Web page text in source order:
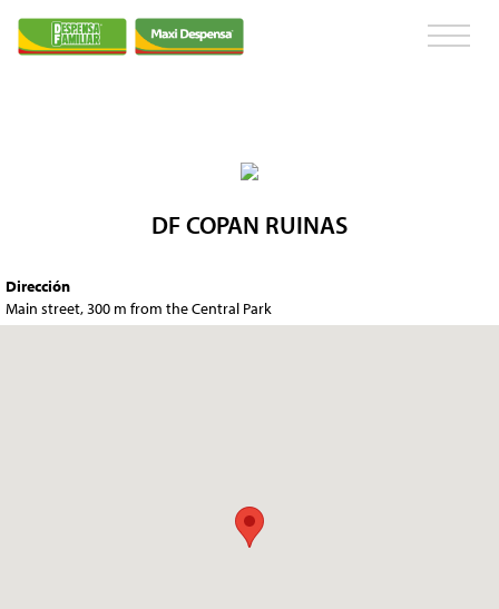
DF COPAN RUINAS
Dirección
Main street, 300 m from the Central Park